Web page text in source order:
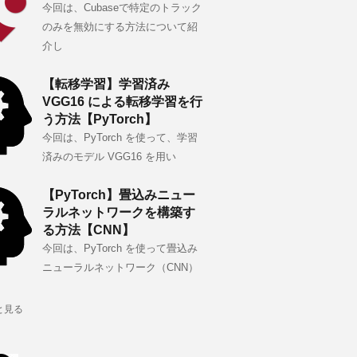
今回は、Cubaseで特定のトラック
のみを無効にする方法について紹
介し
【転移学習】学習済み
VGG16 による転移学習を行
う方法【PyTorch】
今回は、PyTorch を使って、学習
済みのモデル VGG16 を用い
【PyTorch】畳込みニュー
ラルネットワークを構築す
る方法【CNN】
今回は、PyTorch を使って畳込み
ニューラルネットワーク（CNN）
見る